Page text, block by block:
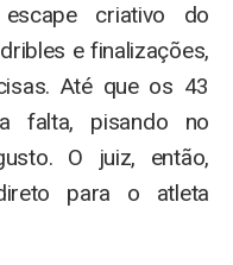
criativo do
e finalizações,
Até que os 43
falta, pisando no
O juiz, então,
para o atleta